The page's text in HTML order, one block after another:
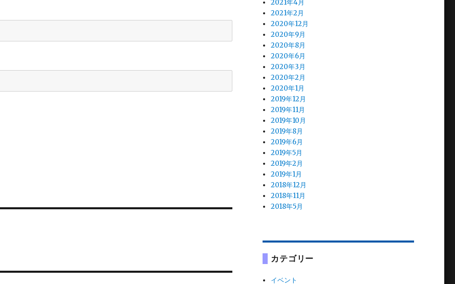
2021年4月
2021年2月
2020年12月
2020年9月
2020年8月
2020年6月
2020年3月
2020年2月
2020年1月
2019年12月
2019年11月
2019年10月
2019年8月
2019年6月
2019年5月
2019年2月
2019年1月
2018年12月
2018年11月
2018年5月
カテゴリー
イベント